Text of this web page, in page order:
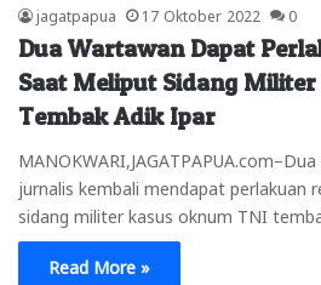
jagatpapua 17 Oktober 2022 0
Dua Wartawan Dapat
Saat Meliput Sidang
Tembak Adik Ipar
jurnalis kembali mendapat perlakuan
sidang militer kasus oknum TNI
Read More »